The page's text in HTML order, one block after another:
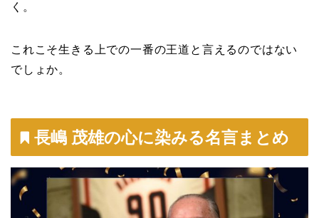
く。
これこそ生きる上での一番の王道と言えるのではない
でしょか。
長嶋 茂雄の心に染みる名言まとめ